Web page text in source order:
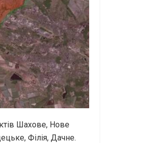
Шахове, Нове
Філія, Дачне.